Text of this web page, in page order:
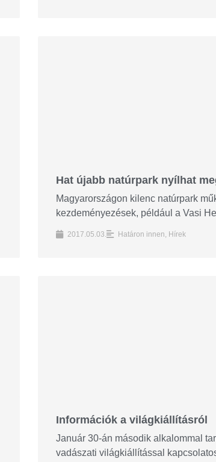
Hat újabb natúrpark nyílhat
Magyarországon kilenc natúrpark
kezdeményezések, például a Vasi
2017.05.03. Határon innen, Hírek
Információk a világkiállításról
Január 30-án második alkalommal
vadászati világkiállítással